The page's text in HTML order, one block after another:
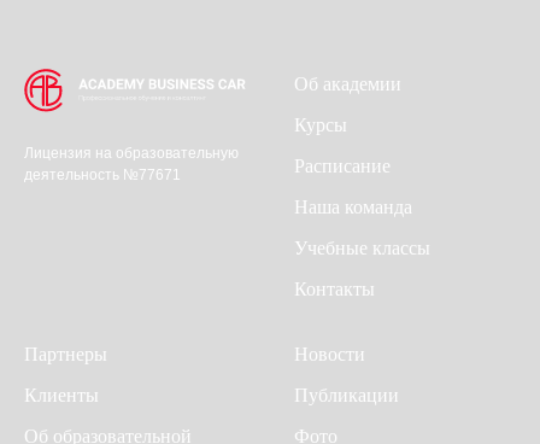
Лицензия на образовательную
деятельность №77671
Об академии
Курсы
Расписание
Наша команда
Учебные классы
Контакты
Партнеры
Клиенты
Об образовательной
Новости
Публикации
Фото